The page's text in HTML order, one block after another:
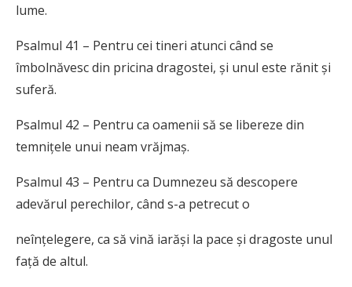
lume.
Psalmul 41 – Pentru cei tineri atunci când se
îmbolnăvesc din pricina dragostei, și unul este rănit și
suferă.
Psalmul 42 – Pentru ca oamenii să se libereze din
temnițele unui neam vrăjmaș.
Psalmul 43 – Pentru ca Dumnezeu să descopere
adevărul perechilor, când s-a petrecut o
neînțelegere, ca să vină iarăși la pace și dragoste unul
față de altul.